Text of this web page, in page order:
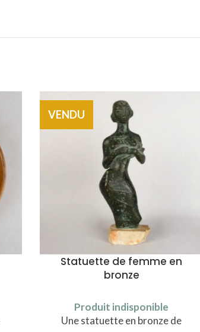
VENDU
Statuette de femme en
bronze
Produit indisponible
Une statuette en bronze de